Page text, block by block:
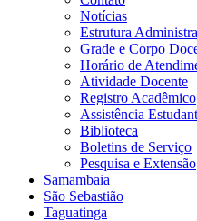
Notícias
Estrutura
Grade e Corpo
Horário de
Atividade Docente
Registro Acadêmico
Assistência
Biblioteca
Boletins de Serviço
Pesquisa e Extensão
Samambaia
São Sebastião
Taguatinga